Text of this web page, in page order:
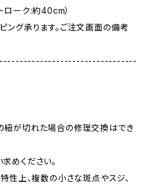
ローク:約40cm）
ング承ります。ご注文画面の備考
が切れた場合の修理交換はでき
めください。
性上、複数の小さな斑点やスジ、